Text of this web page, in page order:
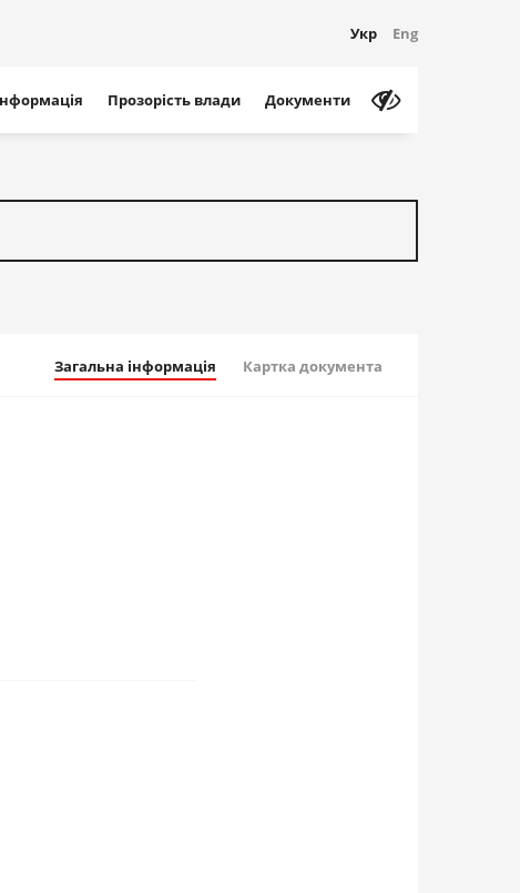
Укр Eng
Прозорість влади Документи
Загальна інформація Картка документа